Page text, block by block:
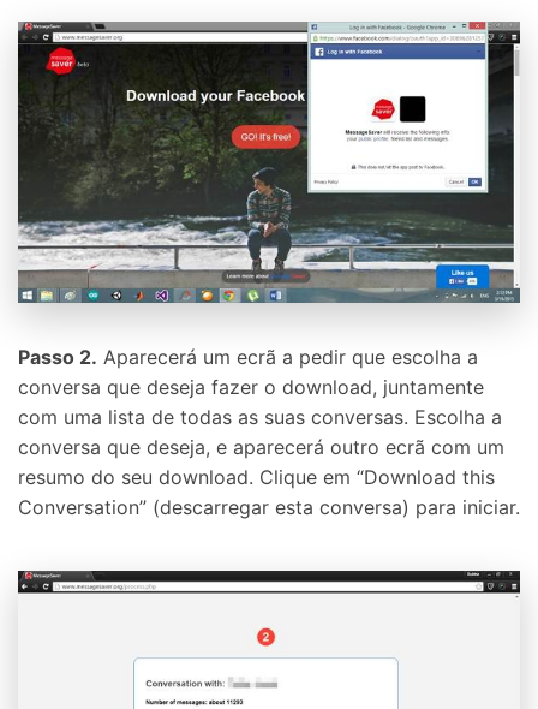
Passo 2. Aparecerá um ecrã a pedir que escolha a
conversa que deseja fazer o download, juntamente
com uma lista de todas as suas conversas. Escolha a
conversa que deseja, e aparecerá outro ecrã com um
resumo do seu download. Clique em “Download this
Conversation” (descarregar esta conversa) para iniciar.